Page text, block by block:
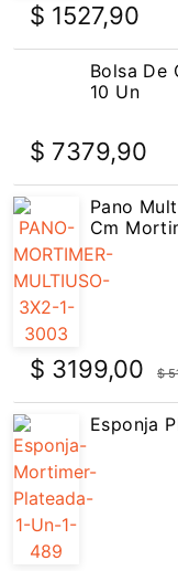
$ 1527,90
Bolsa De
10 Un
$ 7379,90
Pano
Cm
$ 3199,00 $
Esponja